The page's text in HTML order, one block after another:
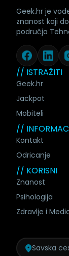
// ISTRAŽITI
Geek.hr
Jackpot
Mobiteli
//
Kontakt
Odricanje
// KORISNI
Znanost
Psihologija
Zdravlje i
Geek.hr je
znanost koji
područja
Savska